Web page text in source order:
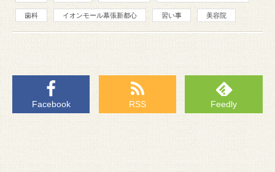
歯科 イオンモール幕張新都心 習い事 美容院
Facebook RSS Feedly